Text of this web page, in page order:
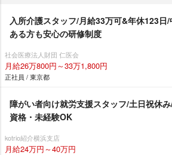
入所介護スタッフ/月給33万可&年休123日
ある方も安心の研修制度
社会医療法人財団 仁医会
月給26万800円～33万1,800円
正社員 / 東京都
障がい者向け就労支援スタッフ/土日祝休
資格・未経験OK
kotrio紹介横浜支店
月給24万円～40万円